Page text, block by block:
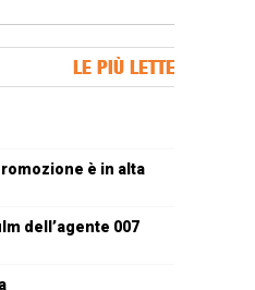
LE PIÙ LETTE
è in alta
dell’agente 007